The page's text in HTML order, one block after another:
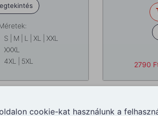
cookie-kat használunk a
S M L XL
XXL
XXXL
4XL 5XL
2790